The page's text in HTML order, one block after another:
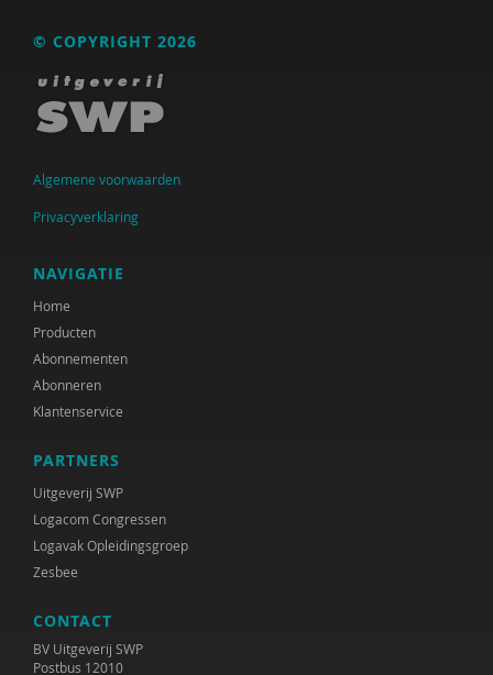
© COPYRIGHT 2026
Algemene voorwaarden
Privacyverklaring
NAVIGATIE
Home
Producten
Abonnementen
Abonneren
Klantenservice
PARTNERS
Uitgeverij SWP
Logacom Congressen
Logavak Opleidingsgroep
Zesbee
CONTACT
BV Uitgeverij SWP
Postbus 12010